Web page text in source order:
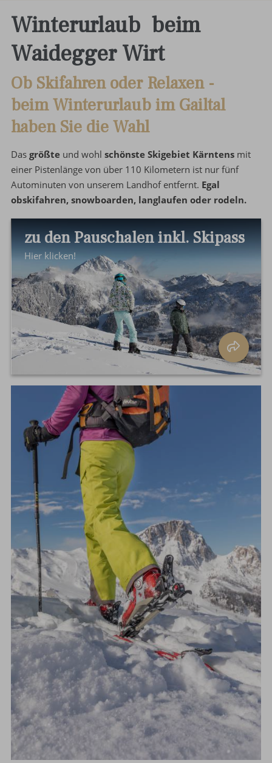
Winterurlaub beim
Waidegger Wirt
Ob Skifahren oder Relaxen -
beim Winterurlaub im Gailtal
haben Sie die Wahl
Dasgrößte und wohlschönste Skigebiet Kärntens mit
einer Pistenlänge von über 110 Kilometern ist nur fünf
Autominuten von unserem Landhof entfernt. Egal
obskifahren, snowboarden, langlaufen oder rodeln.
zu den Pauschalen inkl. Skipass
Hier klicken!